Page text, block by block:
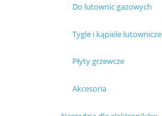
Do lutownic gazowych
Tygle i kąpiele lutownicze
Płyty grzewcze
Akcesoria